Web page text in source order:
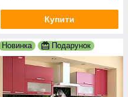
Купити
Новинка Подарунок